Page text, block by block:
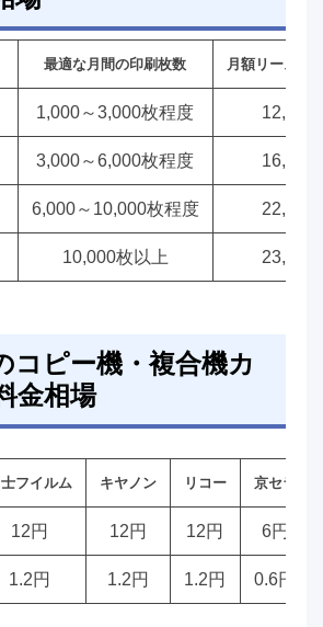
最適な月間の印刷枚数 月額リース料
1,000～3,000枚程度 12,000
3,000～6,000枚程度 16,000
6,000～10,000枚程度 22,000
10,000枚以上 23,000
コピー機・複合機カ
金相場
フイルム キヤノン リコー 京セラ
12円 12円 12円 6円
1.2円 1.2円 1.2円 0.6円